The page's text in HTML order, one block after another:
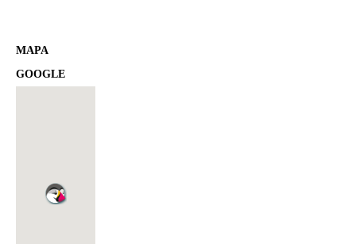
MAPA
GOOGLE